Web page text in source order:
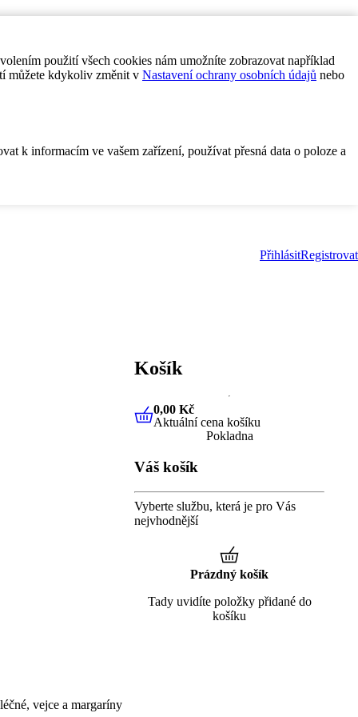
použití všech cookies nám umožníte zobrazovat například
můžete kdykoliv změnit v Nastavení ochrany osobních údajů nebo
k informacím ve vašem zařízení, používat přesná data o poloze a
PřihlásitRegistrovat
vejce a margaríny
Košík
0,00 KčAktuální cena košíku
0,00 Kč
Aktuální cena košíku
Pokladna
Váš košík
Vyberte službu, která je pro Vás
nejvhodnější
Prázdný košík
Tady uvidíte položky přidané do
košíku